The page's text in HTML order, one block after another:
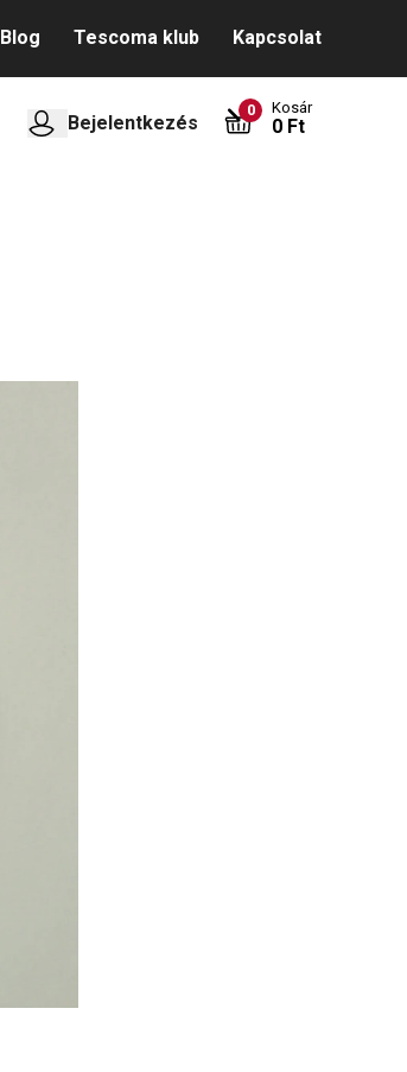
Blog Tescoma klub Kapcsolat
Bejelentkezés
0 Kosár
0 Ft